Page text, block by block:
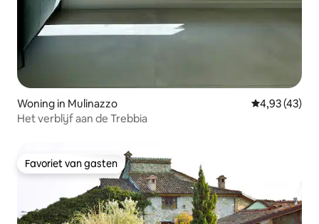
Woning in Mulinazzo Gemiddelde
4,93 (43)
Het verblijf aan de Trebbia
Favoriet van gasten
Favoriet van gasten